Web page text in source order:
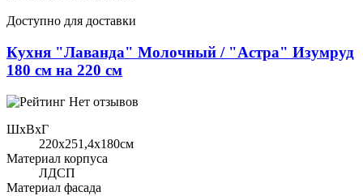
Доступно для доставки
Кухня "Лаванда" Молочный / "Астра" Изумруд
180 см на 220 см
Нет отзывов
ШхВхГ
220x251,4х180см
Материал корпуса
ЛДСП
Материал фасада